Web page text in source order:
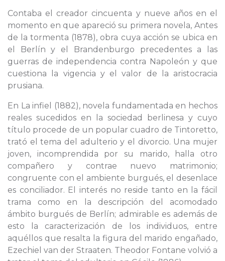
Contaba el creador cincuenta y nueve años en el
momento en que apareció su primera novela, Antes
de la tormenta (1878), obra cuya acción se ubica en
el Berlín y el Brandenburgo precedentes a las
guerras de independencia contra Napoleón y que
cuestiona la vigencia y el valor de la aristocracia
prusiana.
En La infiel (1882), novela fundamentada en hechos
reales sucedidos en la sociedad berlinesa y cuyo
título procede de un popular cuadro de Tintoretto,
trató el tema del adulterio y el divorcio. Una mujer
joven, incomprendida por su marido, halla otro
compañero y contrae nuevo matrimonio;
congruente con el ambiente burgués, el desenlace
es conciliador. El interés no reside tanto en la fácil
trama como en la descripción del acomodado
ámbito burgués de Berlín; admirable es además de
esto la caracterización de los individuos, entre
aquéllos que resalta la figura del marido engañado,
Ezechiel van der Straaten. Theodor Fontane volvió a